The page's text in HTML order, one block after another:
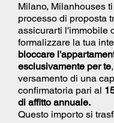
Milano, Milanhouses
processo di proposta
assicurarti l'immobile
formalizzare la tua
bloccare
esclusivamente per te
versamento di una
confirmatoria pari al
di affitto annuale.
Questo importo si